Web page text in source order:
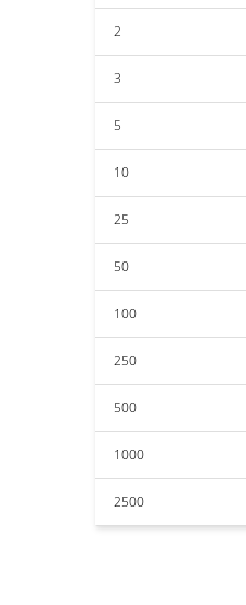
2
3
5
10
25
50
100
250
500
1000
2500